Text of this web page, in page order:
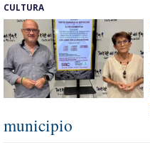
CULTURA
municipio